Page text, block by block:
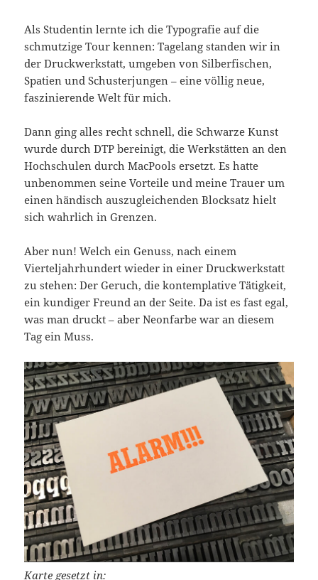
Als Studentin lernte ich die Typografie auf die
schmutzige Tour kennen: Tagelang standen wir in
der Druckwerkstatt, umgeben von Silberfischen,
Spatien und Schusterjungen – eine völlig neue,
faszinierende Welt für mich.
Dann ging alles recht schnell, die Schwarze Kunst
wurde durch DTP bereinigt, die Werkstätten an den
Hochschulen durch MacPools ersetzt. Es hatte
unbenommen seine Vorteile und meine Trauer um
einen händisch auszugleichenden Blocksatz hielt
sich wahrlich in Grenzen.
Aber nun! Welch ein Genuss, nach einem
Vierteljahrhundert wieder in einer Druckwerkstatt
zu stehen: Der Geruch, die kontemplative Tätigkeit,
ein kundiger Freund an der Seite. Da ist es fast egal,
was man druckt – aber Neonfarbe war an diesem
Tag ein Muss.
Karte gesetzt in: